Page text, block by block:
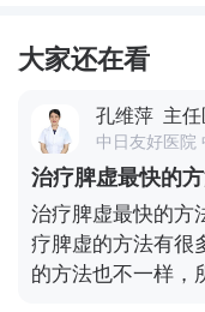
大家还在看
孔维萍 主
中日友好医院
治疗脾虚最快的
治疗脾虚最快的方
疗脾虚的方法有很
的方法也不一样，